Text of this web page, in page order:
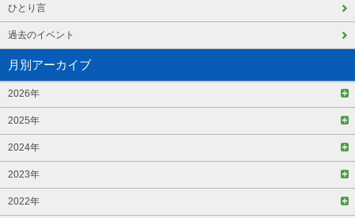
ひとり言
過去のイベント
月別アーカイブ
2026年
2025年
2024年
2023年
2022年